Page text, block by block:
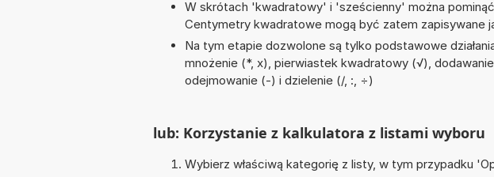
W skrótach 'kwadratowy' i 'sześcienny' można
Centymetry kwadratowe mogą być zatem zapisywane
Na tym etapie dozwolone są tylko podstawowe
mnożenie (*, x), pierwiastek kwadratowy (√),
odejmowanie (-) i dzielenie (/, :, ÷)
lub: Korzystanie z kalkulatora z listami wyboru
Wybierz właściwą kategorię z listy, w tym przypadku '